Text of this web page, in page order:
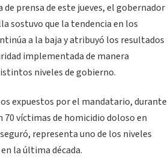
de prensa de este jueves, el gobernador
sostuvo que la tendencia en los
a la baja y atribuyó los resultados
implementada de manera
niveles de gobierno.
expuestos por el mandatario, durante
víctimas de homicidio doloso en
representa uno de los niveles
la última década.